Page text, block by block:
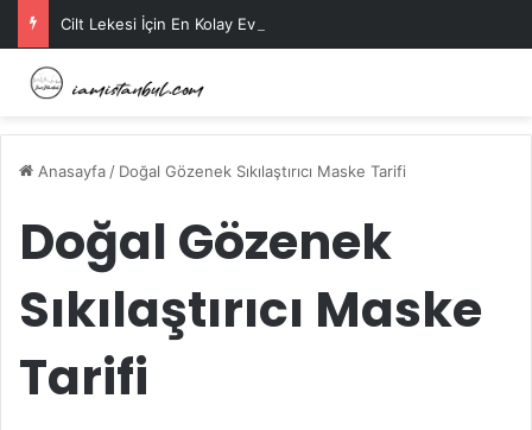
Cilt Lekesi İçin En Kolay Ev Maskeleri Nelerdir?
Anasayfa / Doğal Gözenek Sıkılaştırıcı Maske Tarifi
Doğal Gözenek
Sıkılaştırıcı Maske
Tarifi